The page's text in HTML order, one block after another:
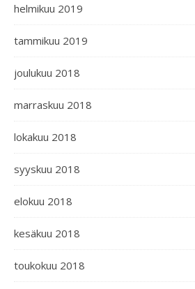
helmikuu 2019
tammikuu 2019
joulukuu 2018
marraskuu 2018
lokakuu 2018
syyskuu 2018
elokuu 2018
kesäkuu 2018
toukokuu 2018